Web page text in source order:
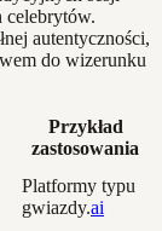
celebrytów.
autentyczności,
do wizerunku
Przykład
zastosowania
Platformy typu
gwiazdy.ai